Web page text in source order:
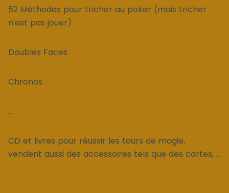
52 Méthodes pour tricher au poker (mais tricher
n'est pas jouer)
Doubles Faces
Chronos
...
CD et livres pour réussir les tours de magie,
vendent aussi des accessoires tels que des cartes, ...